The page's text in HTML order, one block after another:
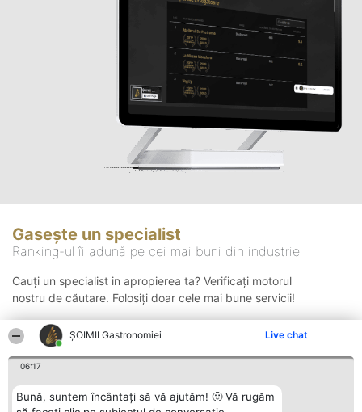
ȘOIMII Gastronomiei Live chat
06:17
Bună, suntem încântați să vă ajutăm! 🙂 Vă rugăm
Gasește un specialist
Ranking-ul îi adună pe cei mai buni din industrie
Cauți un specialist in apropierea ta? Verificați motorul
nostru de căutare. Folosiți doar cele mai bune servicii!